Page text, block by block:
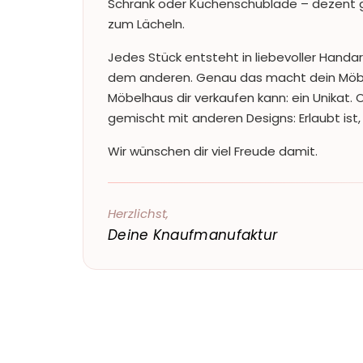
Schrank oder Küchenschublade –
zum Lächeln.
Jedes Stück entsteht in liebevoller
dem anderen. Genau das macht dein
Möbelhaus dir verkaufen kann: ein
gemischt mit anderen Designs: Erlaubt
Wir wünschen dir viel Freude damit.
Herzlichst,
Deine Knaufmanufaktur